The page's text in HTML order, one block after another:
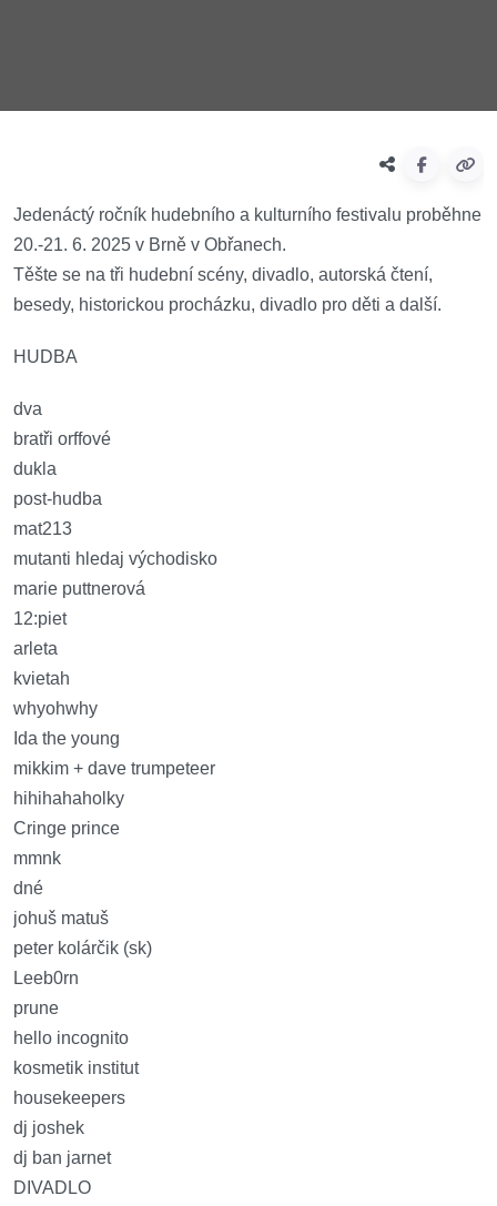
Jedenáctý ročník hudebního a kulturního festivalu proběhne
20.-21. 6. 2025 v Brně v Obřanech.
Těšte se na tři hudební scény, divadlo, autorská čtení,
besedy, historickou procházku, divadlo pro děti a další.
HUDBA
dva
bratři orffové
dukla
post-hudba
mat213
mutanti hledaj východisko
marie puttnerová
12:piet
arleta
kvietah
whyohwhy
Ida the young
mikkim + dave trumpeteer
hihihahaholky
Cringe prince
mmnk
dné
johuš matuš
peter kolárčik (sk)
Leeb0rn
prune
hello incognito
kosmetik institut
housekeepers
dj joshek
dj ban jarnet
DIVADLO